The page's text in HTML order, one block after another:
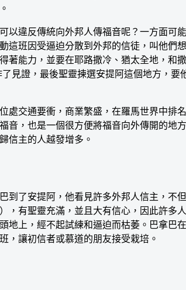
違反傳統向外邦人傳福音呢？一方面可
這班因受逼迫分散到外邦的信徒，叫他們
著能力，並要在耶路撒冷、猶太全地，和
見證，最後聖靈揀選安提阿這個地方，要
交通要衝，商業繁盛，在羅馬世界中排
音，也是一個很方便將福音向外傳開的地
信主的人越發增多。
了安提阿，他看見許多外邦人信主，不
，有聖靈充滿，並且大有信心，因此許多
地上，經不起試練和逼迫而枯萎。巴拿巴
，讓初信者或慕道的朋友接受栽培。